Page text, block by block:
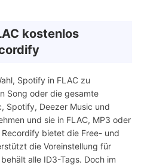
kostenlos
Spotify in FLAC zu
Song oder die gesamte
Spotify, Deezer Music und
und sie in FLAC, MP3 oder
bietet die Free- und
die Voreinstellung für
alle ID3-Tags. Doch im